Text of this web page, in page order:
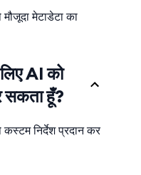
मेटाडेटा का
AI को
सकता हूँ?
निर्देश प्रदान कर